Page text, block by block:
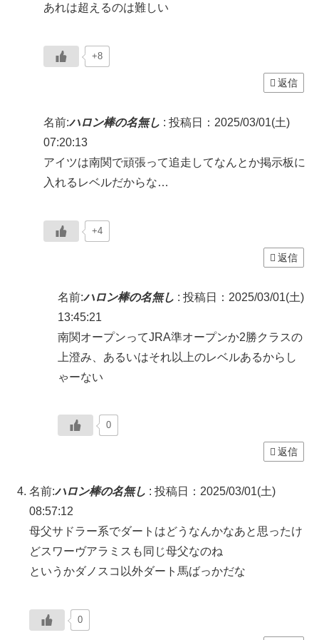
あれは超えるのは難しい
+8
返信
名前:ハロン棒の名無し : 投稿日：2025/03/01(土)
07:20:13
アイツは南関で頑張って追走してなんとか掲示板に
入れるレベルだからな…
+4
返信
名前:ハロン棒の名無し : 投稿日：2025/03/01(土)
13:45:21
南関オープンってJRA準オープンか2勝クラスの
上澄み、あるいはそれ以上のレベルあるからし
ゃーない
0
返信
名前:ハロン棒の名無し : 投稿日：2025/03/01(土)
08:57:12
母父サドラー系でダートはどうなんかなあと思ったけ
どスワーヴアラミスも同じ母父なのね
というかダノスコ以外ダート馬ばっかだな
0